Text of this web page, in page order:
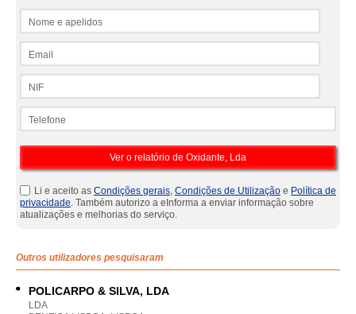
Li e aceito as Condições gerais, Condições de Utilização e Política de
privacidade. Também autorizo a eInforma a enviar informação sobre
atualizações e melhorias do serviço.
Outros utilizadores pesquisaram
POLICARPO & SILVA, LDA
LDA